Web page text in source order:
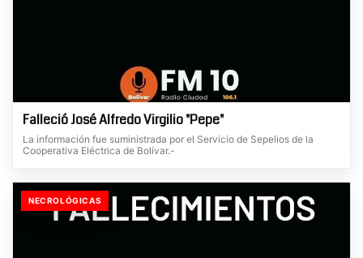
Falleció José Alfredo Virgilio "Pepe"
La información fue suministrada por el Servicio de Sepelios de la
Cooperativa Eléctrica de Bolívar.-
NECROLÓGICAS